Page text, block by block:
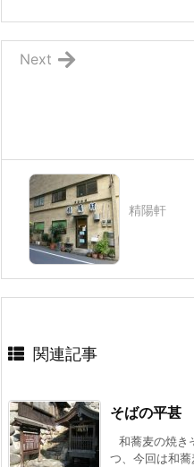
Next
精陽軒
関連記事
そばの平甚
和蕎麦の焼き
つ、今回は和